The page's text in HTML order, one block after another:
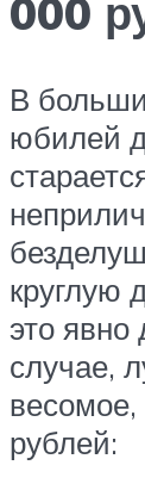
000
В
юбилей
круглую
это явно
случае,
рублей: